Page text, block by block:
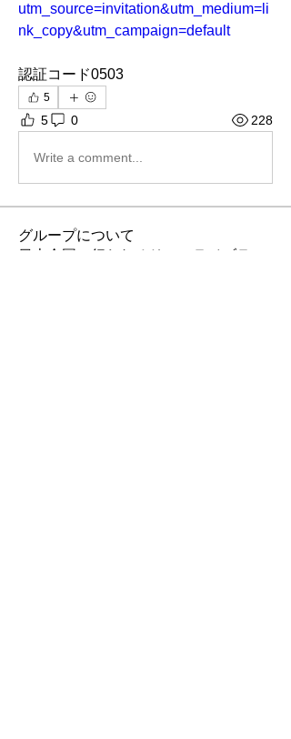
utm_source=invitation&utm_medium=li
nk_copy&utm_campaign=default
認証コード0503
5
5 0 228
Write a comment...
グループについて
日本全国で行われるリアルライブラン